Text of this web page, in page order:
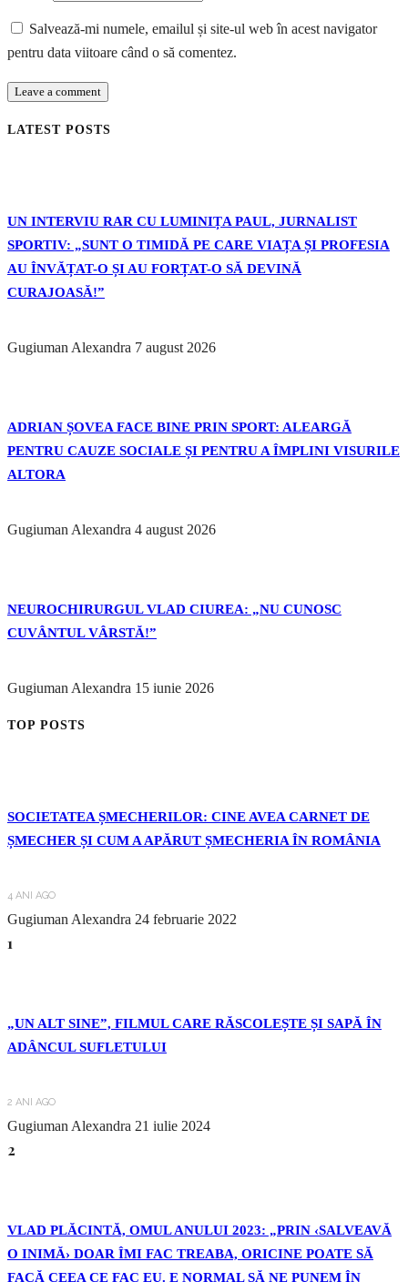
Salvează-mi numele, emailul și site-ul web în acest navigator
pentru data viitoare când o să comentez.
LATEST POSTS
UN INTERVIU RAR CU LUMINIȚA PAUL, JURNALIST
SPORTIV: „SUNT O TIMIDĂ PE CARE VIAȚA ȘI PROFESIA
AU ÎNVĂȚAT-O ȘI AU FORȚAT-O SĂ DEVINĂ
CURAJOASĂ!”
Gugiuman Alexandra 7 august 2026
ADRIAN ȘOVEA FACE BINE PRIN SPORT: ALEARGĂ
PENTRU CAUZE SOCIALE ȘI PENTRU A ÎMPLINI VISURILE
ALTORA
Gugiuman Alexandra 4 august 2026
NEUROCHIRURGUL VLAD CIUREA: „NU CUNOSC
CUVÂNTUL VÂRSTĂ!”
Gugiuman Alexandra 15 iunie 2026
TOP POSTS
SOCIETATEA ȘMECHERILOR: CINE AVEA CARNET DE
ȘMECHER ȘI CUM A APĂRUT ȘMECHERIA ÎN ROMÂNIA
4 ANI AGO
Gugiuman Alexandra 24 februarie 2022
1
„UN ALT SINE”, FILMUL CARE RĂSCOLEȘTE ȘI SAPĂ ÎN
ADÂNCUL SUFLETULUI
2 ANI AGO
Gugiuman Alexandra 21 iulie 2024
2
VLAD PLĂCINTĂ, OMUL ANULUI 2023: „PRIN ‹SALVEAVĂ
O INIMĂ› DOAR ÎMI FAC TREABA, ORICINE POATE SĂ
FACĂ CEEA CE FAC EU. E NORMAL SĂ NE PUNEM ÎN